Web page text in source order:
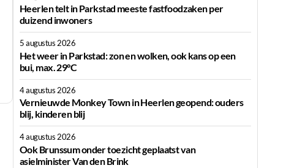
Heerlen telt in Parkstad meeste fastfoodzaken per
duizend inwoners
5 augustus 2026
Het weer in Parkstad: zon en wolken, ook kans op een
bui, max. 29°C
4 augustus 2026
Vernieuwde Monkey Town in Heerlen geopend: ouders
blij, kinderen blij
4 augustus 2026
Ook Brunssum onder toezicht geplaatst van
asielminister Van den Brink